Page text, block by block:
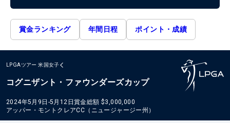
賞金ランキング 年間日程 ポイント・成績
LPGAツアー 米国女子
コグニザント・ファウンダーズカップ
2024年5月9日-5月12日賞金総額 $3,000,000
アッパー・モントクレアCC（ニュージャージー州）